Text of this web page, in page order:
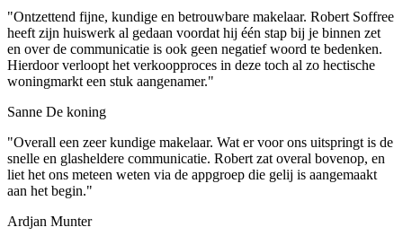
"Ontzettend fijne, kundige en betrouwbare makelaar. Robert Soffree
heeft zijn huiswerk al gedaan voordat hij één stap bij je binnen zet
en over de communicatie is ook geen negatief woord te bedenken.
Hierdoor verloopt het verkoopproces in deze toch al zo hectische
woningmarkt een stuk aangenamer."
Sanne De koning
"Overall een zeer kundige makelaar. Wat er voor ons uitspringt is de
snelle en glasheldere communicatie. Robert zat overal bovenop, en
liet het ons meteen weten via de appgroep die gelij is aangemaakt
aan het begin."
Ardjan Munter